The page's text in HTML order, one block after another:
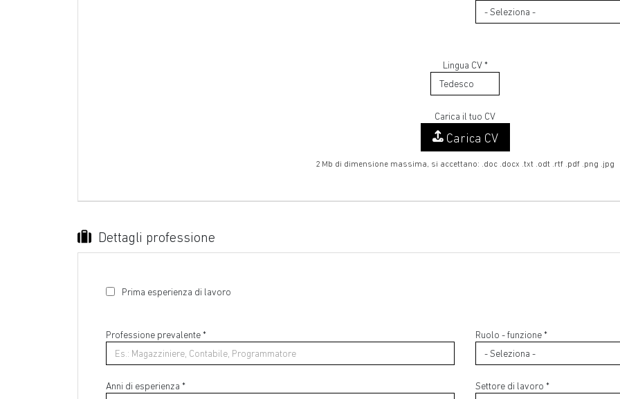
Lingua CV *
Carica il tuo CV
Carica CV
2 Mb di dimensione massima, si accettano: .doc .docx .txt .odt .rtf .pdf .png .jpg
Dettagli professione
Prima esperienza di lavoro
Professione prevalente* Ruolo - funzione *
Anni di esperienza * Settore di lavoro *